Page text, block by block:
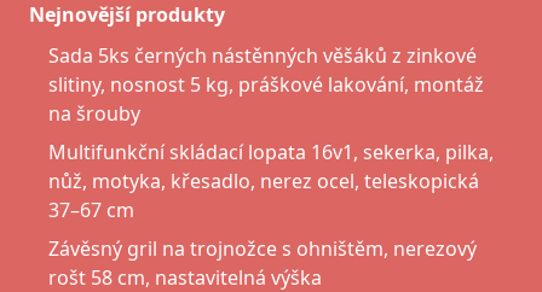
Nejnovější produkty
Sada 5ks černých nástěnných věšáků z zinkové
slitiny, nosnost 5 kg, práškové lakování, montáž
na šrouby
Multifunkční skládací lopata 16v1, sekerka, pilka,
nůž, motyka, křesadlo, nerez ocel, teleskopická
37–67 cm
Závěsný gril na trojnožce s ohništěm, nerezový
rošt 58 cm, nastavitelná výška